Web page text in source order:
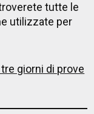
tutte le
utilizzate per
giorni di prove